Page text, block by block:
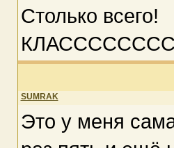
Столько всего!
SUMRAK
Это у меня